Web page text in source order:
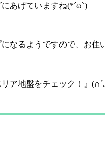
あげていますね(*´ω`)
なるようですので、お住
ア地盤をチェック！』(∩´